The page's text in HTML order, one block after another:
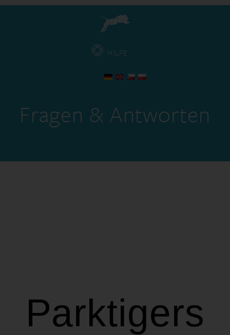
HILFE
Fragen & Antworten
Parktigers